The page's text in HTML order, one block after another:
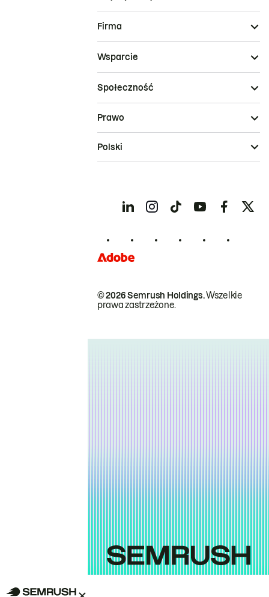
Firma
Wsparcie
Społeczność
© 2026 Semrush Holdings.Wszelkie
prawa zastrzeżone.
Prawo
Polski